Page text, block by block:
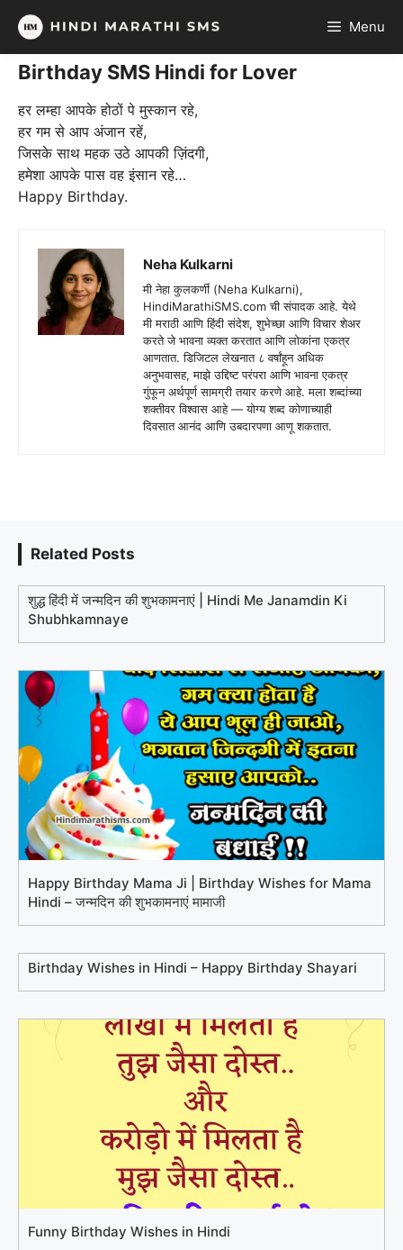
Skip
content
Menu
Birthday SMS Hindi for Lover
हर लम्हा आपके होठों पे मुस्कान रहे,
हर गम से आप अंजान रहें,
जिसके साथ महक उठे आपकी ज़िंदगी,
हमेशा आपके पास वह इंसान रहे…
Happy Birthday.
Neha Kulkarni
मी नेहा कुलकर्णी (Neha Kulkarni),
HindiMarathiSMS.com ची संपादक आहे. येथे
मी मराठी आणि हिंदी संदेश, शुभेच्छा आणि विचार शेअर
करते जे भावना व्यक्त करतात आणि लोकांना एकत्र
आणतात. डिजिटल लेखनात ८ वर्षांहून अधिक
अनुभवासह, माझे उद्दिष्ट परंपरा आणि भावना एकत्र
गुंफून अर्थपूर्ण सामग्री तयार करणे आहे. मला शब्दांच्या
शक्तीवर विश्वास आहे — योग्य शब्द कोणाच्याही
दिवसात आनंद आणि उबदारपणा आणू शकतात.
Related Posts
शुद्ध हिंदी में जन्मदिन की शुभकामनाएं | Hindi Me Janamdin Ki
Shubhkamnaye
Happy Birthday Mama Ji | Birthday Wishes for Mama
Hindi – जन्मदिन की शुभकामनाएं मामाजी
Birthday Wishes in Hindi – Happy Birthday Shayari
Funny Birthday Wishes in Hindi